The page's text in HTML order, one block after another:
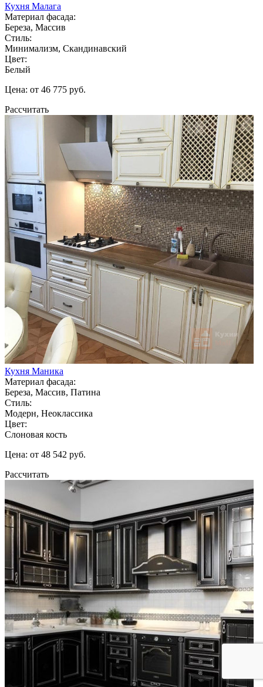
Кухня Малага
Материал фасада:
Береза, Массив
Стиль:
Минимализм, Скандинавский
Цвет:
Белый
Цена: от 46 775 руб.
Рассчитать
Кухня Маника
Материал фасада:
Береза, Массив, Патина
Стиль:
Модерн, Неоклассика
Цвет:
Слоновая кость
Цена: от 48 542 руб.
Рассчитать